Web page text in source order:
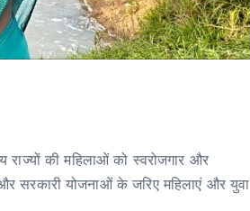
की महिलाओं को स्वरोजगार और
सरकारी योजनाओं के जरिए महिलाएं और युवा